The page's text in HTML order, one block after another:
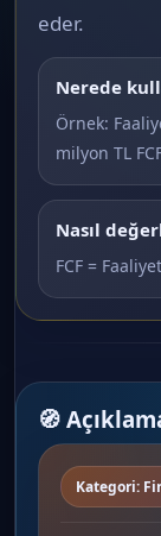
eder.
Nerede
Örnek:
milyon TL
Nasıl
FCF =
🧭
Kategori: